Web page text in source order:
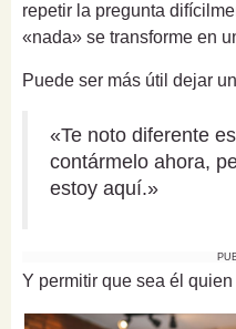
repetir la pregunta
«nada» se transforme en
Puede ser más útil dejar
«Te noto diferente
contármelo ahora,
estoy aquí.»
Y permitir que sea él